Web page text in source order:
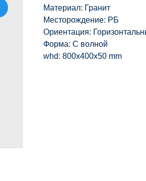
Материал: Гранит
Месторождение: РБ
Ориентация:
Форма: С волной
whd: 800x400x50 mm